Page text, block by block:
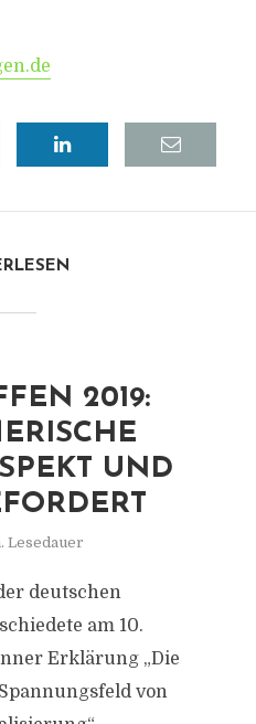
2019:
UND
Lesedauer
deutschen
am 10.
Erklärung „Die
von